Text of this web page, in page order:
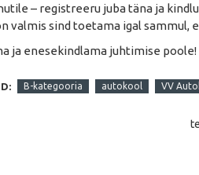
– registreeru juba täna ja
valmis sind toetama igal sammul,
ja enesekindlama juhtimise poole!
B-kategooria autokool VV